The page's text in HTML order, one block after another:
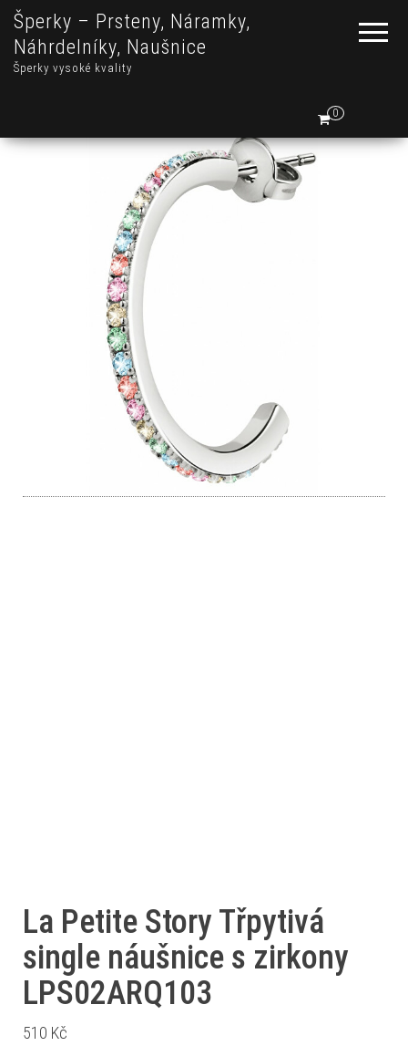
Šperky – Prsteny, Náramky,
Náhrdelníky, Naušnice
Šperky vysoké kvality
0
La Petite Story Třpytivá
single náušnice s zirkony
LPS02ARQ103
510 Kč